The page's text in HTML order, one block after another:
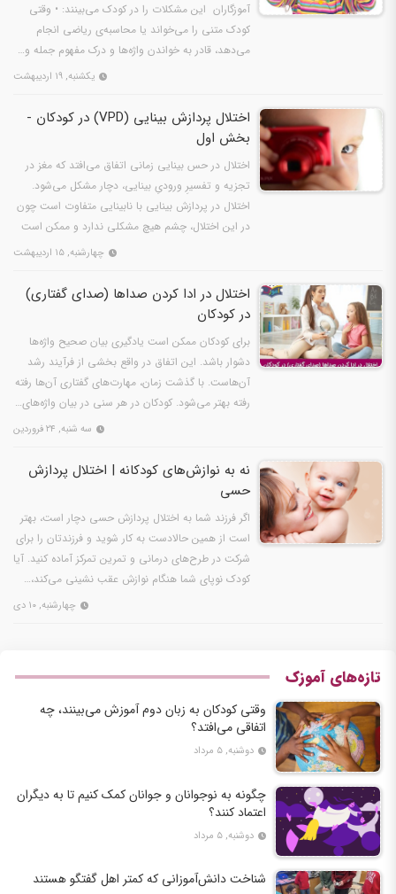
آموزگاران این مشکلات را در کودک می‌بینند: • وقتی
کودک متنی را می‌خواند یا محاسبه‌ی ریاضی انجام
می‌دهد، قادر به خواندن واژه‌ها و درک مفهوم جمله و…
یکشنبه, ۱۹ اردیبهشت
اختلال پردازش بینایی (VPD) در کودکان -
بخش اول
اختلال در حس بینایی زمانی اتفاق می‌افتد که مغز در
تجزیه و تفسیرِ ورودیِ بینایی، دچار مشکل می‌شود.
اختلال در پردازش بینایی با نابینایی متفاوت است چون
در این اختلال، چشم هیچ مشکلی ندارد و ممکن است
چهارشنبه, ۱۵ اردیبهشت
اختلال در ادا کردن صداها (صدای گفتاری)
در کودکان
برای کودکان ممکن است یادگیری بیان صحیح واژه‌ها
دشوار باشد. این اتفاق در واقع بخشی از فرآیند رشد
آن‌هاست. با گذشت زمان، مهارت‌های گفتاری آن‌ها رفته
رفته بهتر می‌شود. کودکان در هر سنی در بیان واژه‌های…
سه شنبه, ۲۴ فروردین
نه به نوازش‌های کودکانه | اختلال پردازش
حسی
اگر فرزند شما به اختلال پردازش حسی دچار است، بهتر
است از همین حالادست به کار شوید و فرزندتان را برای
شرکت در طرح‌های درمانی و تمرین تمرکز آماده کنید. آیا
کودک نوپای شما هنگام نوازش عقب نشینی می‌کند،…
چهارشنبه, ۱۰ دی
تازه‌های آموزک
وقتی کودکان به زبان دوم آموزش می‌بینند، چه
اتفاقی می‌افتد؟
دوشنبه, ۵ مرداد
چگونه به نوجوانان و جوانان کمک کنیم تا به دیگران
اعتماد کنند؟
دوشنبه, ۵ مرداد
شناخت دانش‌آموزانی که کمتر اهل گفتگو هستند